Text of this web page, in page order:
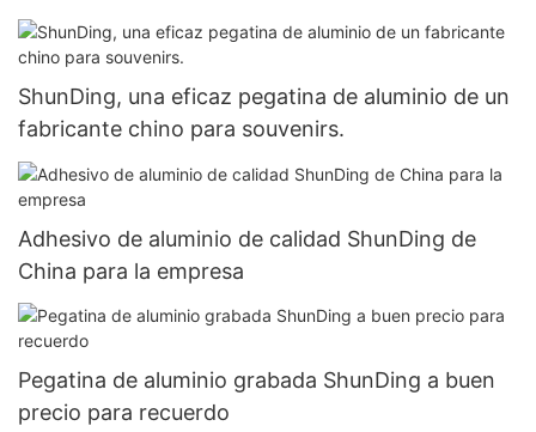
ShunDing, una eficaz pegatina de aluminio de un
fabricante chino para souvenirs.
Adhesivo de aluminio de calidad ShunDing de
China para la empresa
Pegatina de aluminio grabada ShunDing a buen
precio para recuerdo